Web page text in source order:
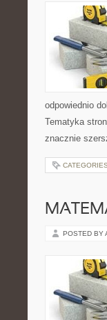
odpowiednio
Tematyka
znacznie
POSTED BY